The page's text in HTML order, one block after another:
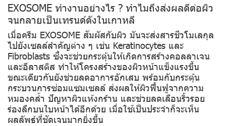
EXOSOME ทำงานอย่างไร ? ทำไมถึงส่งผลดีต่อผิว
จนกลายเป็นเทรนด์ดังในเกาหลี
เมื่อครีม EXOSOME สัมผัสกับผิว มันจะส่งสารชีวโมเลกุล
ไปยังเซลล์สำคัญต่าง ๆ เช่น Keratinocytes และ
Fibroblasts ซึ่งจะช่วยกระตุ้นให้เกิดการสร้างคอลลาเจน
และอีลาสติส ทำให้โครงสร้างของผิวหน้าแข็งแรงขึ้น
ขณะเดียวกันยังช่วยลดอาการอักเสบ พร้อมกับกระตุ้น
กระบวนการซ่อมแซมเซลล์ ส่งผลให้ผิวฟื้นฟูจากความ
หมองคล้ำ ปัญหาผิวแห้งกร้าน และช่วยลดเลือนริ้วรอย
ร่องลึกบนใบหน้าได้อีกด้วย เมื่อใช้เป็นประจำก็จะเห็น
ผลลัพธ์ที่ชัดเจนมากยิ่งขึ้น